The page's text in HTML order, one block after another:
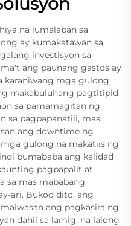
na lumalaban sa
ay kumakatawan sa
investisyon sa
ang paunang gastos ay
karaniwang mga gulong,
makabuluhang pagtitipid
sa pamamagitan ng
sa pagpapanatili, mas
ang downtime ng
gulong na makatiis ng
bumababa ang kalidad
pagpapalit at
sa mas mababang
ari. Bukod dito, ang
ang pagkasira ng
dahil sa lamig, na lalong